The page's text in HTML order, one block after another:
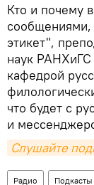
Кто и почему
сообщениями,
этикет",
наук РАНХиГС
кафедрой
что будет с
и
Слушайте
Радио